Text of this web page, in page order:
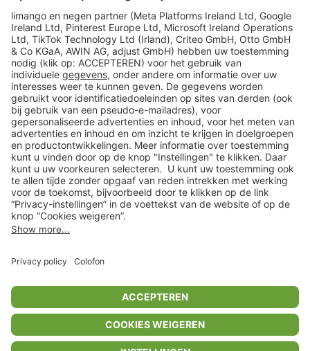
limango
Veilig winkelen
Klantenservice
Shop
Acties
limango.de limango.pl
** Alle prijsopgaven zijn inclusief belasting en exclusief verzendkosten